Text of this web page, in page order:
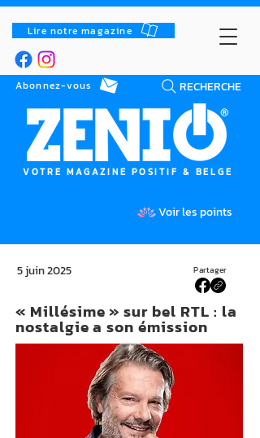
Lire notre magazine
RECHERCHE
Abonnez-vous
VOTRE MAGAZINE POSITIF & BELGE
Voir les points
Partager
5 juin 2025
« Millésime » sur bel RTL : la
nostalgie a son émission